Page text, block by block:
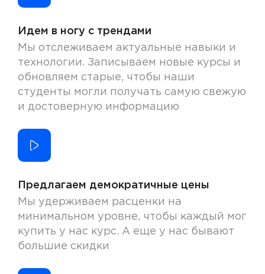
Идем в ногу с трендами
Мы отслеживаем актуальные навыки и
технологии. Записываем новые курсы и
обновляем старые, чтобы наши
студенты могли получать самую свежую
и достоверную информацию
Предлагаем демократичные цены
Мы удерживаем расценки на
минимальном уровне, чтобы каждый мог
купить у нас курс. А еще у нас бывают
большие скидки